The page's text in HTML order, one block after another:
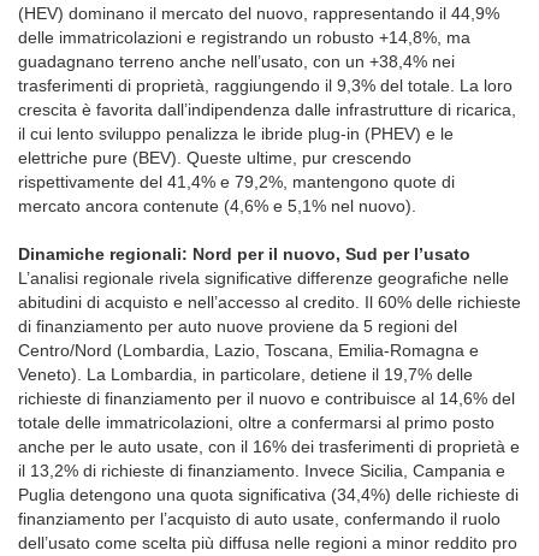
(HEV) dominano il mercato del nuovo, rappresentando il 44,9%
delle immatricolazioni e registrando un robusto +14,8%, ma
guadagnano terreno anche nell’usato, con un +38,4% nei
trasferimenti di proprietà, raggiungendo il 9,3% del totale. La loro
crescita è favorita dall’indipendenza dalle infrastrutture di ricarica,
il cui lento sviluppo penalizza le ibride plug-in (PHEV) e le
elettriche pure (BEV). Queste ultime, pur crescendo
rispettivamente del 41,4% e 79,2%, mantengono quote di
mercato ancora contenute (4,6% e 5,1% nel nuovo).
Dinamiche regionali: Nord per il nuovo, Sud per l’usato
L’analisi regionale rivela significative differenze geografiche nelle
abitudini di acquisto e nell’accesso al credito. Il 60% delle richieste
di finanziamento per auto nuove proviene da 5 regioni del
Centro/Nord (Lombardia, Lazio, Toscana, Emilia-Romagna e
Veneto). La Lombardia, in particolare, detiene il 19,7% delle
richieste di finanziamento per il nuovo e contribuisce al 14,6% del
totale delle immatricolazioni, oltre a confermarsi al primo posto
anche per le auto usate, con il 16% dei trasferimenti di proprietà e
il 13,2% di richieste di finanziamento. Invece Sicilia, Campania e
Puglia detengono una quota significativa (34,4%) delle richieste di
finanziamento per l’acquisto di auto usate, confermando il ruolo
dell’usato come scelta più diffusa nelle regioni a minor reddito pro